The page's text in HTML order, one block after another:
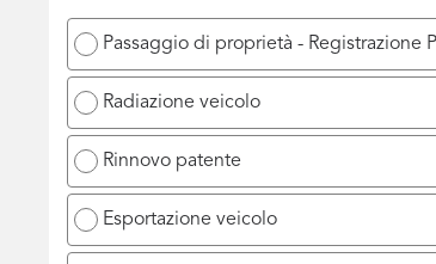
Passaggio di proprietà - Registrazione
Radiazione veicolo
Rinnovo patente
Esportazione veicolo